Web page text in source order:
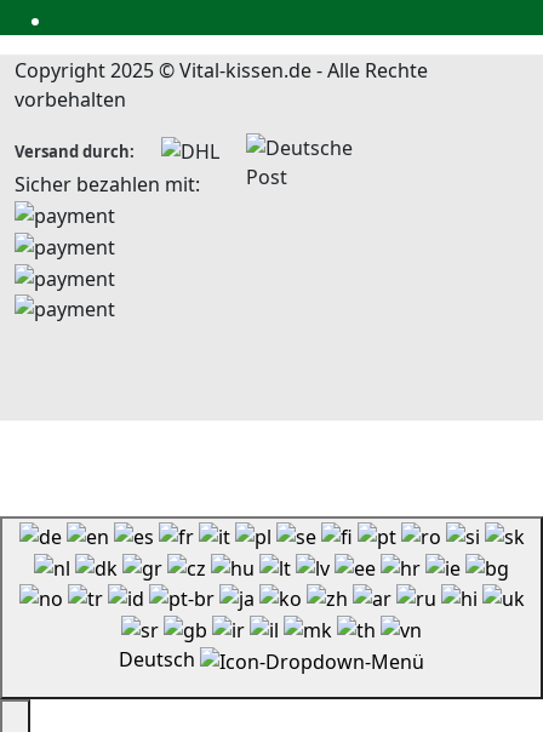
Copyright 2025 © Vital-kissen.de - Alle Rechte
vorbehalten
Versand durch:
Sicher bezahlen mit:
Deutsch